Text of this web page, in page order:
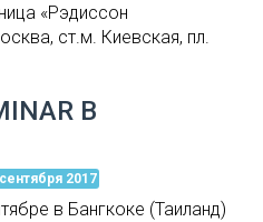
«Рэдиссон
ст.м. Киевская, пл.
В
2017
в Бангкоке (Таиланд)